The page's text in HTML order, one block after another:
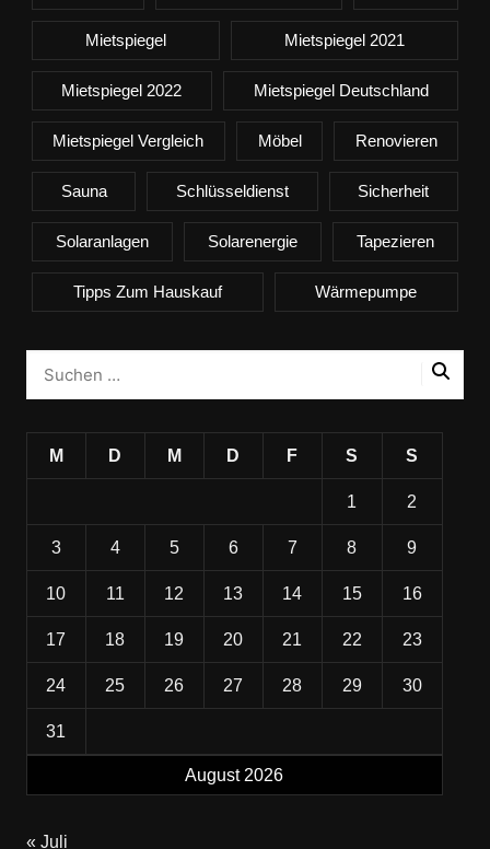
Mietspiegel Mietspiegel 2021
Mietspiegel 2022 Mietspiegel Deutschland
Mietspiegel Vergleich Möbel Renovieren
Sauna Schlüsseldienst Sicherheit
Solaranlagen Solarenergie Tapezieren
Tipps Zum Hauskauf Wärmepumpe
August 2026
M D M D F S S
1 2
3 4 5 6 7 8 9
10 11 12 13 14 15 16
17 18 19 20 21 22 23
24 25 26 27 28 29 30
31
« Juli